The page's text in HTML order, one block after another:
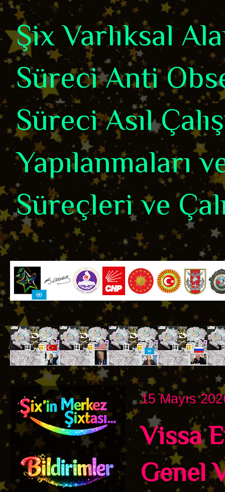
Şix Varlıksal
Süreci Anti
Süreci Asıl
Yapılanmaları
Süreçleri ve
15 Mayıs
Vissa
Genel